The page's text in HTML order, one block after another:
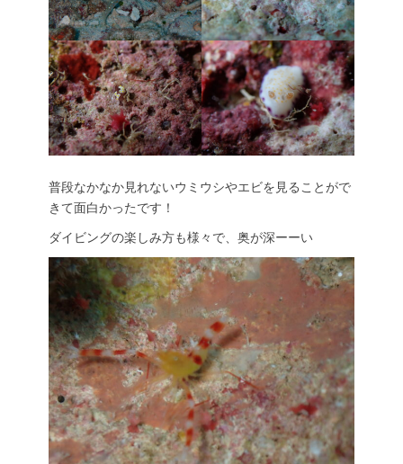
普段なかなか見れないウミウシやエビを見ることがで
きて面白かったです！
ダイビングの楽しみ方も様々で、奥が深ーーい